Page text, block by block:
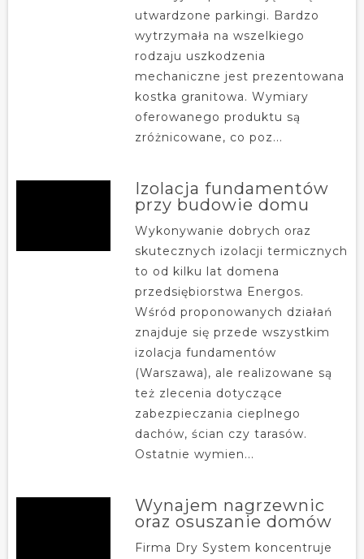
utwardzone parkingi. Bardzo
wytrzymała na wszelkiego
rodzaju uszkodzenia
mechaniczne jest prezentowana
kostka granitowa. Wymiary
oferowanego produktu są
zróżnicowane, co poz...
Izolacja fundamentów
przy budowie domu
Wykonywanie dobrych oraz
skutecznych izolacji termicznych
to od kilku lat domena
przedsiębiorstwa Energos.
Wśród proponowanych działań
znajduje się przede wszystkim
izolacja fundamentów
(Warszawa), ale realizowane są
też zlecenia dotyczące
zabezpieczania cieplnego
dachów, ścian czy tarasów.
Ostatnie wymien...
Wynajem nagrzewnic
oraz osuszanie domów
Firma Dry System koncentruje